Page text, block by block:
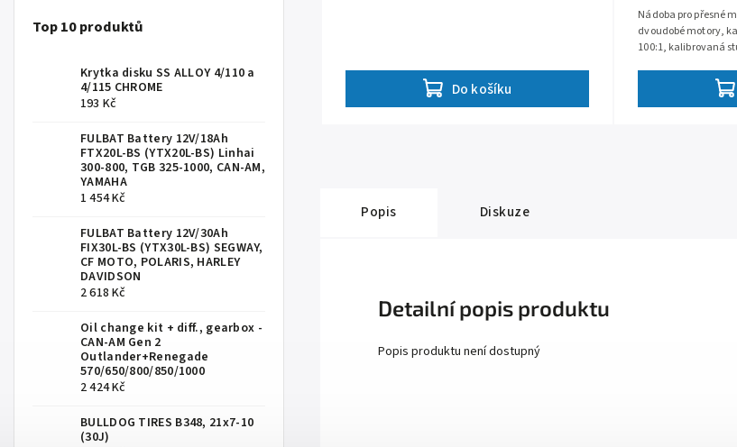
Top 10 produktů
Krytka disku SS ALLOY 4/110 a
4/115 CHROME
193 Kč
FULBAT Battery 12V/18Ah
FTX20L-BS (YTX20L-BS) Linhai
300-800, TGB 325-1000, CAN-AM,
YAMAHA
1 454 Kč
FULBAT Battery 12V/30Ah
FIX30L-BS (YTX30L-BS) SEGWAY,
CF MOTO, POLARIS, HARLEY
DAVIDSON
2 618 Kč
Oil change kit + diff., gearbox -
CAN-AM Gen 2
Outlander+Renegade
570/650/800/850/1000
2 424 Kč
BULLDOG TIRES B348, 21x7-10
(30J)
Do košíku
Nádoba pro přesné
dvoudobé motory,
100:1, kalibrovaná
Popis Diskuze
Detailní popis produktu
Popis produktu není dostupný